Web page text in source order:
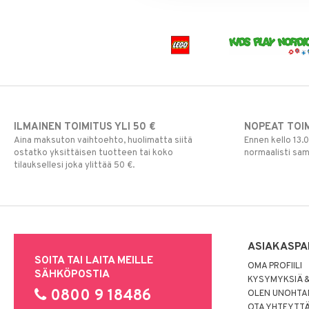
ILMAINEN TOIMITUS YLI 50 €
Aina maksuton vaihtoehto, huolimatta siitä
ostatko yksittäisen tuotteen tai koko
tilauksellesi joka ylittää 50 €.
NOPEAT
Ennen kello
normaalisti
SOITA TAI LAITA MEILLE
SÄHKÖPOSTIA
0800 9 18486
OMA PROFIILI
KYSYMYKSIÄ
OLEN